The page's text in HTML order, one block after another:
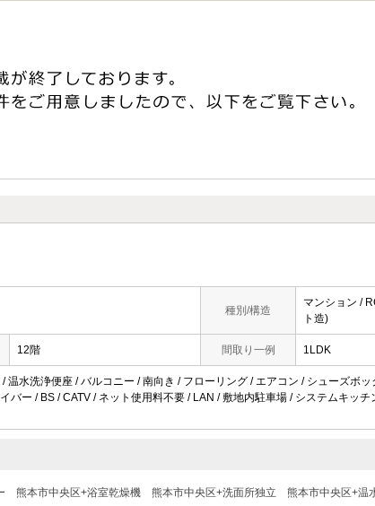
種別/構造
マンション /
ト造)
12階 間取り一例 1LDK
温水洗浄便座 / バルコニー / 南向き / フローリング / エアコン / シューズボ
バー / BS / CATV / ネット使用料不要 / LAN / 敷地内駐車場 / システムキッチ
熊本市中央区+浴室乾燥機 熊本市中央区+洗面所独立 熊本市中央区+温